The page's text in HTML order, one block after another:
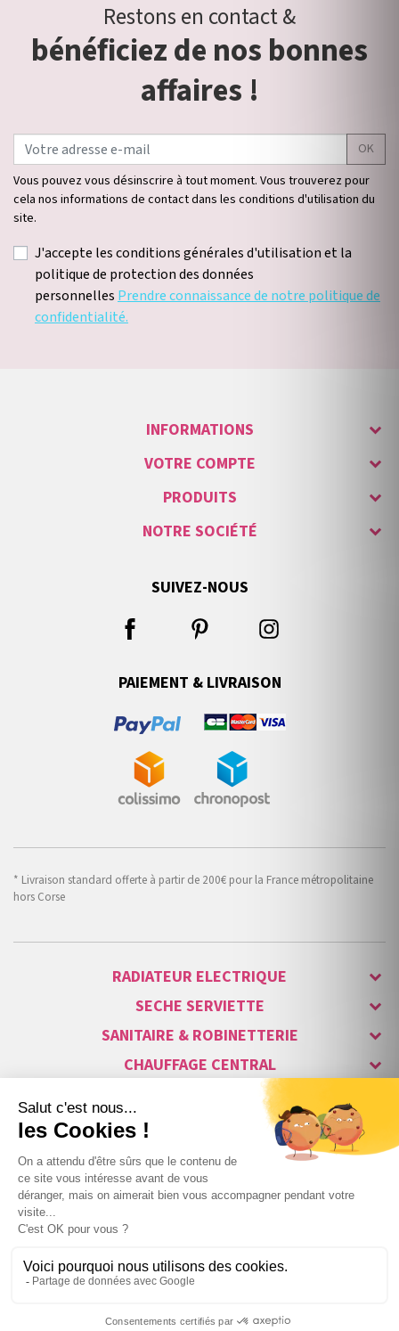
52,50 € TTC
Restons en contact &
bénéficiez de nos bonnes
affaires !
OK
Vous pouvez vous désinscrire à tout moment. Vous trouverez pour
cela nos informations de contact dans les conditions d'utilisation du
site.
J'accepte les conditions générales d'utilisation et la
politique de protection des données
personnelles Prendre connaissance de notre politique de
confidentialité.
INFORMATIONS
VOTRE COMPTE
PRODUITS
NOTRE SOCIÉTÉ
SUIVEZ-NOUS
PAIEMENT & LIVRAISON
* Livraison standard offerte à partir de 200€ pour la France métropolitaine
hors Corse
RADIATEUR ELECTRIQUE
SECHE SERVIETTE
SANITAIRE & ROBINETTERIE
CHAUFFAGE CENTRAL
ALARME & SÉCURITÉ
MAISON CONNECTÉE
VISIOPHONE & INTERPHONE
LUMINAIRES & ECLAIRAGE